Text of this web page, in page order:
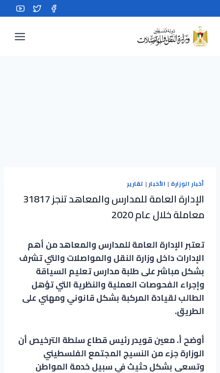
to
content
أخبار الوزارة | الأخبار | تقارير
الإدارة العامة للمدارس والمعاهد تنجز 31817
معاملة خلال عام 2020
تعتبر الإدارة العامة للمدارس والمعاهد من أهم
الإدارات داخل وزارة النقل والمواصلات والتي تشرف
بشكل مباشر على طلبة مدارس تعليم السياقة
وإجراء الفحوصات العملية والنظرية التي تؤهل
الطالب لقيادة المركبة بشكل قانوني ومهني على
الطريق.
أوضح أ. معين قويدر رئيس قطاع سلطة الترخيص أن
الوزارة جزء من النسيج المجتمع الفلسطيني
وتسعى بشكل حثيث في سبيل خدمة المواطن